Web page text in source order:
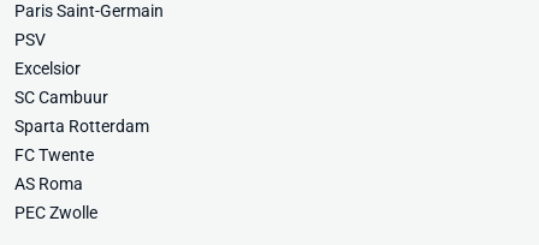
Paris Saint-Germain
PSV
Excelsior
SC Cambuur
Sparta Rotterdam
FC Twente
AS Roma
PEC Zwolle